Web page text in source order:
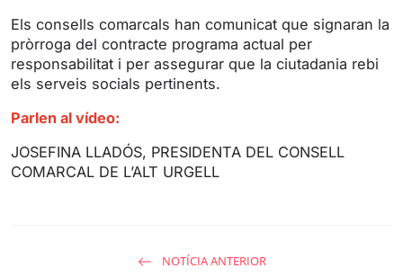
e
Els consells comarcals han comunicat que signaran la
pròrroga del contracte programa actual per
responsabilitat i per assegurar que la ciutadania rebi
els serveis socials pertinents.
Parlen al vídeo:
JOSEFINA LLADÓS, PRESIDENTA DEL CONSELL
COMARCAL DE L’ALT URGELL
NOTÍCIA ANTERIOR